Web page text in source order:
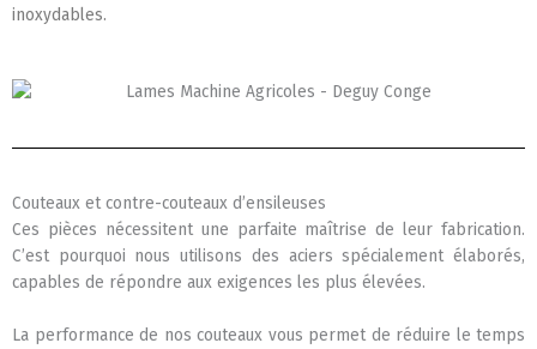
inoxydables.
Couteaux et contre-couteaux d’ensileuses
Ces pièces nécessitent une parfaite maîtrise de leur fabrication.
C’est pourquoi nous utilisons des aciers spécialement élaborés,
capables de répondre aux exigences les plus élevées.
La performance de nos couteaux vous permet de réduire le temps